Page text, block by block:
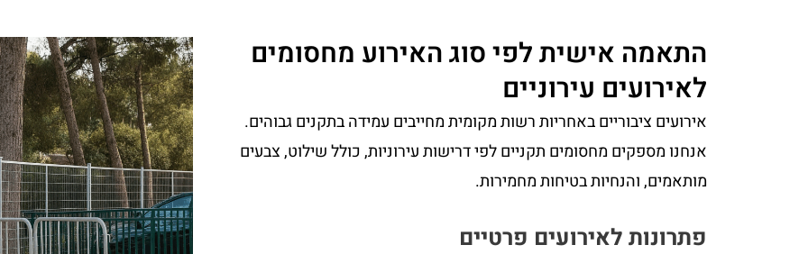
התאמה אישית לפי סוג האירוע מחסומים
לאירועים עירוניים
אירועים ציבוריים באחריות רשות מקומית מחייבים עמידה בתקנים גבוהים.
אנחנו מספקים מחסומים תקניים לפי דרישות עירוניות, כולל שילוט, צבעים
מותאמים, והנחיות בטיחות מחמירות.
פתרונות לאירועים פרטיים